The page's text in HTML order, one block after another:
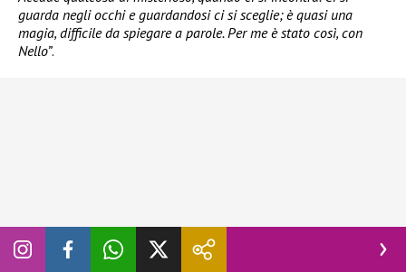
guarda negli occhi e guardandosi ci si sceglie; è quasi una
magia, difficile da spiegare a parole. Per me è stato così, con
Nello”.